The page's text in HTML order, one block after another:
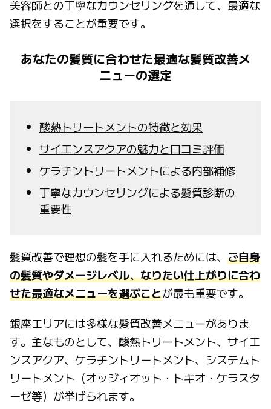
美容師との丁寧なカウンセリングを通して、最適な
選択をすることが重要です。
あなたの髪質に合わせた最適な髪質改善メ
ニューの選定
酸熱トリートメントの特徴と効果
サイエンスアクアの魅力と口コミ評価
ケラチントリートメントによる内部補修
丁寧なカウンセリングによる髪質診断の
重要性
髪質改善で理想の髪を手に入れるためには、 ご自身
の髪質やダメージレベル、なりたい仕上がりに合わ
せた最適なメニューを選ぶことが最も重要です。
銀座エリアには多様な髪質改善メニューがありま
す。主なものとして、酸熱トリートメント、サイエ
ンスアクア、ケラチントリートメント、システムト
リートメント（オッジィオット・トキオ・ケラスタ
ーゼ等）が挙げられます。